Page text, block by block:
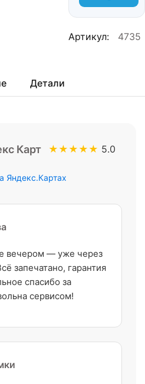
Артикул: 4735
Детали
Карт ★★★★★ 5.0
Яндекс.Картах
вечером — уже через
запечатано, гарантия
спасибо за
сервисом!